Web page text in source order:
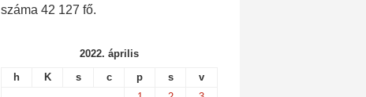
száma 42 127 fő.
2022. április
h
K s c p s
v